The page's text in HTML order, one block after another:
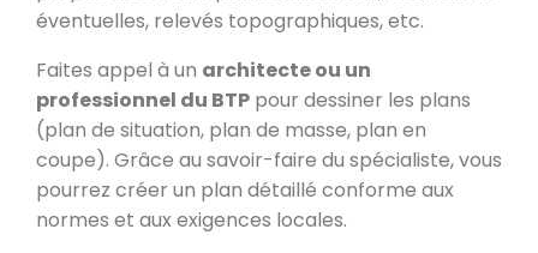
éventuelles, relevés topographiques, etc.
Faites appel à un architecte ou un
professionnel du BTP pour dessiner les plans
(plan de situation, plan de masse, plan en
coupe). Grâce au savoir-faire du spécialiste, vous
pourrez créer un plan détaillé conforme aux
normes et aux exigences locales.